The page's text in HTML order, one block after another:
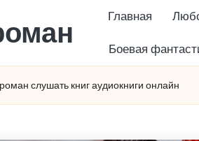
Главная
Боевая
слушать книг аудиокниги онлайн